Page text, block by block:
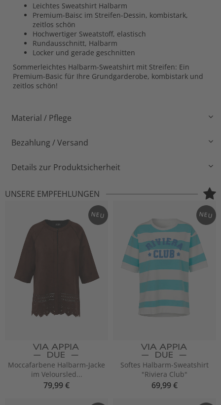
Leichtes Sweatshirt Halbarm
Premium-Baisc im Streifen-Dessin, kombistark,
zeitlos schön
Hochwertiger Sweatstoff, elastisch
Rundausschnitt, Halbarm
Locker und gerade geschnitten
Sommerleichtes Halbarm-Sweatshirt mit Streifen: Ein
Premium-Basic für Ihre Grundgarderobe, kombistark und
zeitlos schön!
Material / Pflege
Bezahlung / Versand
Details zur Produktsicherheit
UNSERE EMPFEHLUNGEN
NEU
Moccafarbene Halbarm-Jacke
im Veloursled...
79,99 €
NEU
Softes Halbarm-Sweatshirt
"Riviera Club"
69,99 €